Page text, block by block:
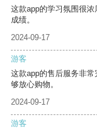
这款app的学习氛围很
成绩。
2024-09-17
游客
这款app的售后服务非
够放心购物。
2024-09-17
游客